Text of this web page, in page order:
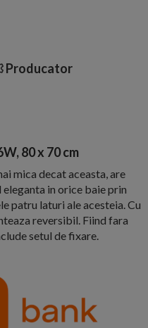
Producator
80 x 70 cm
mica decat aceasta, are
in orice baie prin
patru laturi ale acesteia. Cu
reversibil. Fiind fara
setul de fixare.